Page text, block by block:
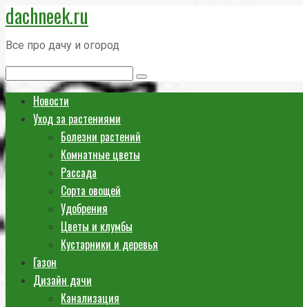
Перейти
к
контенту
dachneek.ru
Все про дачу и огород
Новости
Уход за растениями
Болезни растений
Комнатные цветы
Рассада
Сорта овощей
Удобрения
Цветы и клумбы
Кустарники и деревья
Газон
Дизайн дачи
Канализация